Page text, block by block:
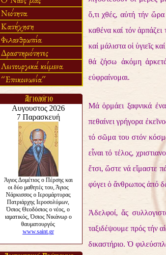
ὅ,τι χθές, αὐτή τήν
καθένα καί τόν
καί μάλιστα οἱ ὑγιεῖς
θά ζήσω ἀκόμη
εὐφραίνομαι.
Μά ὁρμάει ξαφνικά
πεθαίνει γρήγορα
τό σῶμα του στόν
εἶναι τό τέλος,
ἔτσι, ὥστε νά εἴμαστε
φύγει ὁ ἄνθρωπος ἀπό
Ἀδελφοί, ἄς
ταξιδέψουμε πρός τήν
δικαστήριο. Ὁ